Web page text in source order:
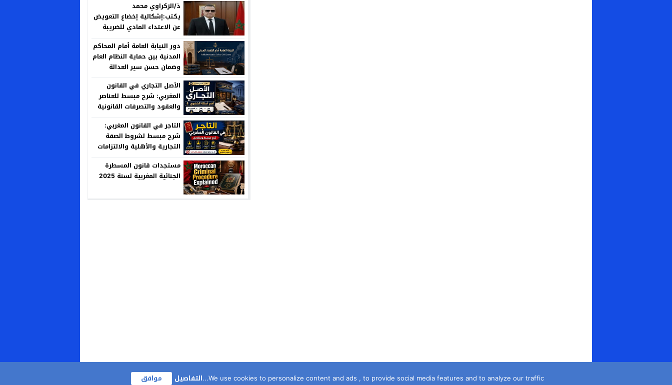
ذ/الزكراوي محمد
يكتب:إشكالية إخضاع التعويض
عن الاعتداء المادي للضريبة
العدالة الجبائية وخصوصية
المسؤولية الإدارية
دور النيابة العامة أمام المحاكم
المدنية بين حماية النظام العام
وضمان حسن سير العدالة
الأصل التجاري في القانون
المغربي: شرح مبسط للعناصر
والعقود والتصرفات القانونية
التاجر في القانون المغربي:
شرح مبسط لشروط الصفة
التجارية والأهلية والالتزامات
مستجدات قانون المسطرة
الجنائية المغربية لسنة 2025
We use cookies to personalize content and ads , to provide social media features and to analyze our traffic... التفاصيل موافق